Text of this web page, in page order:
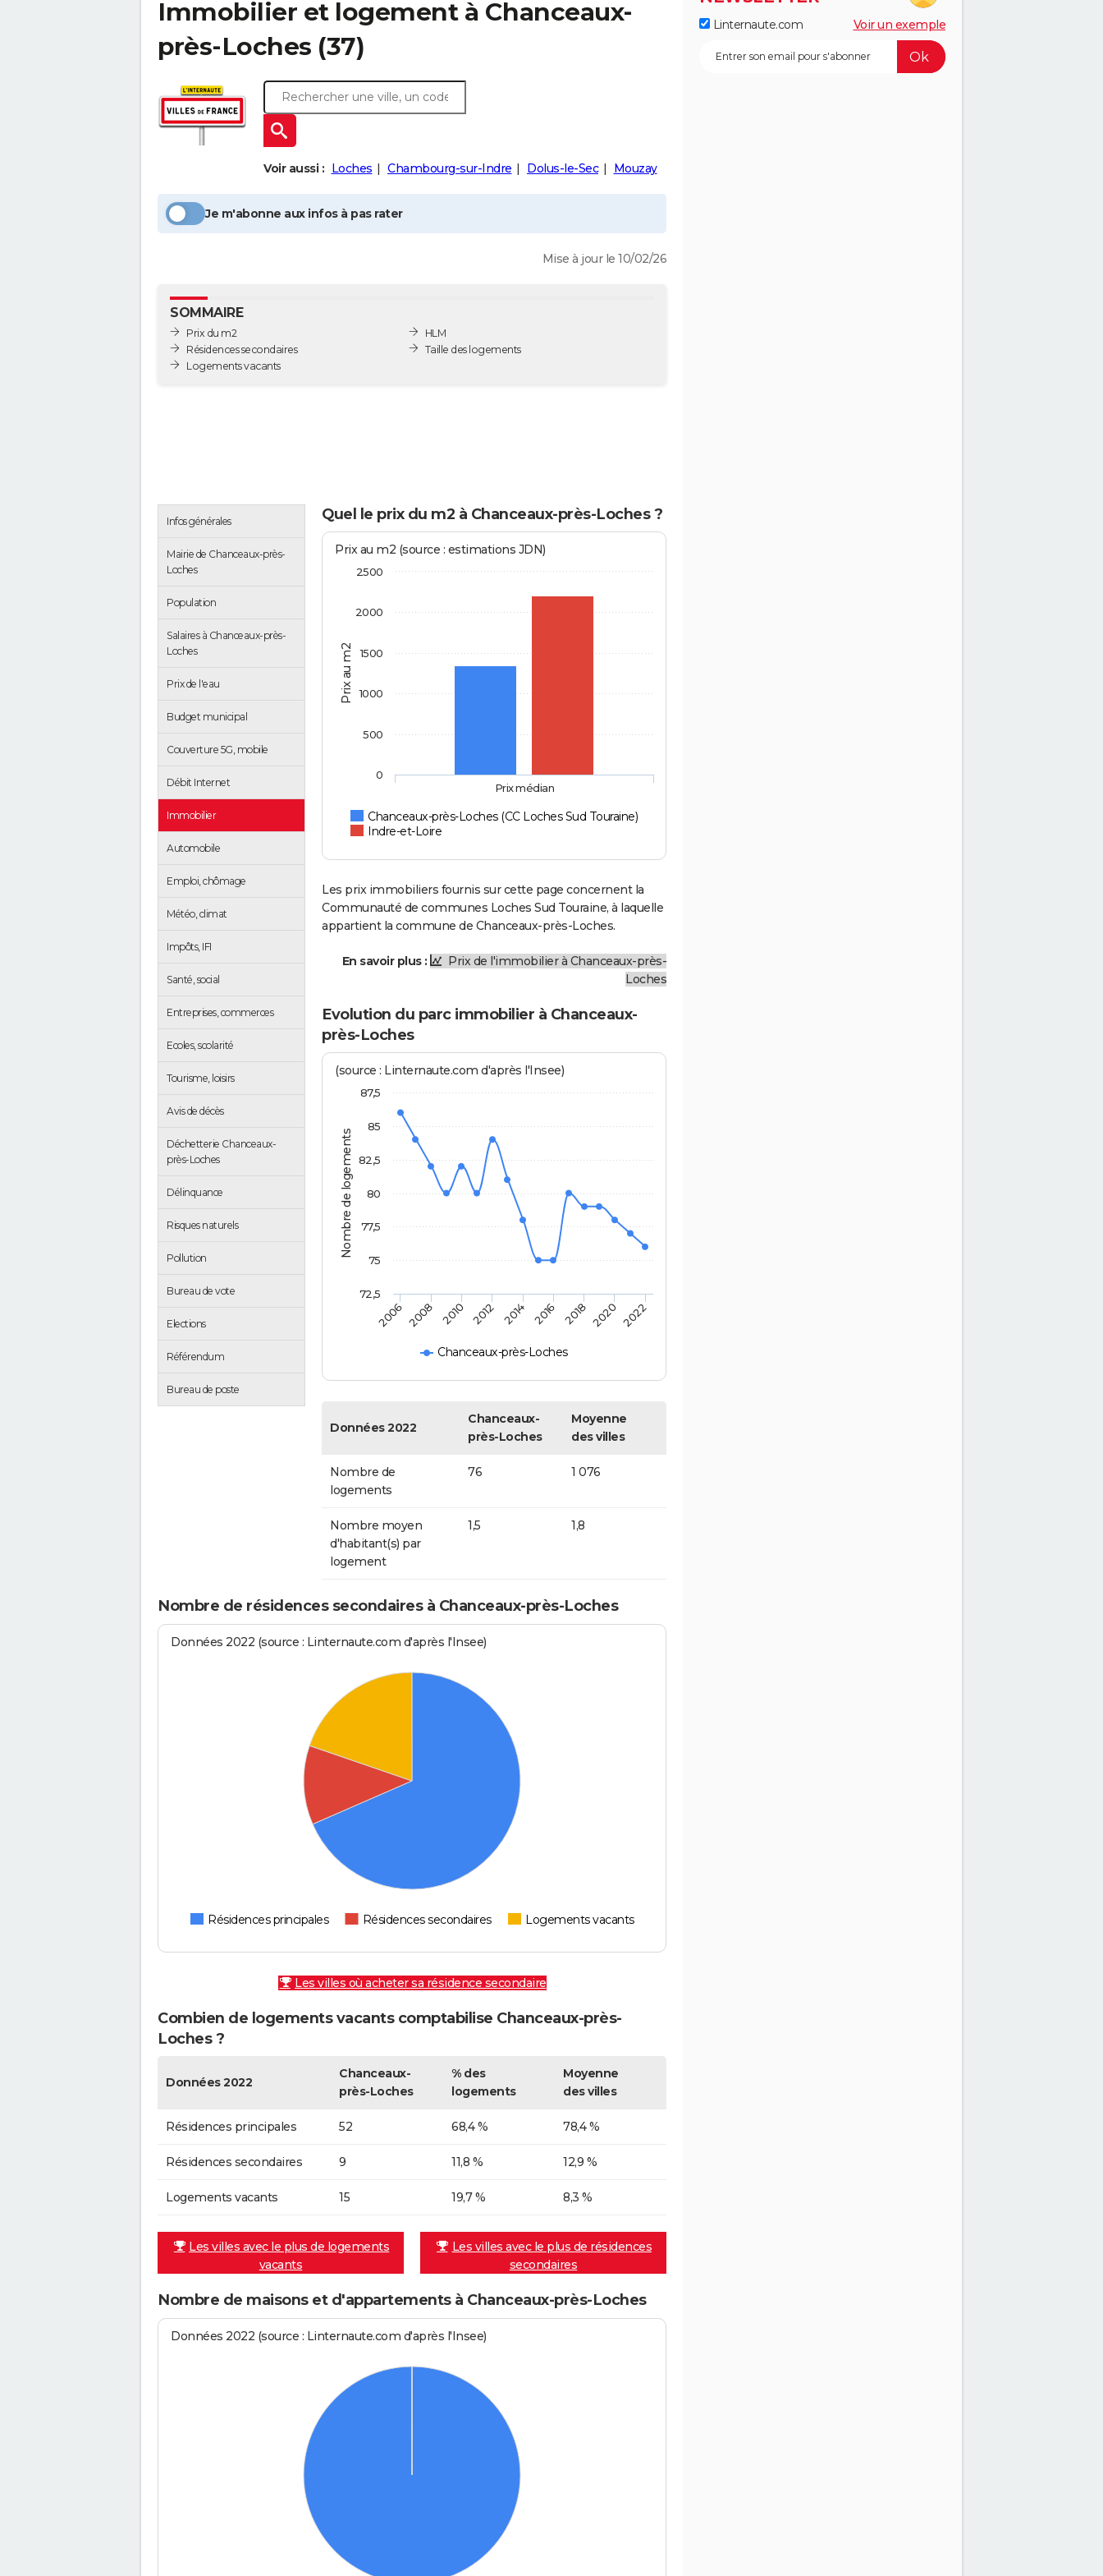
Immobilier et logement à Chanceaux-
près-Loches (37)
Voir aussi : Loches Chambourg-sur-Indre Dolus-le-Sec Mouzay
Je m'abonne aux infos à pas rater
Mise à jour le 10/02/26
SOMMAIRE
Prix du m2
Résidences secondaires
Logements vacants
HLM
Taille des logements
Infos générales
Mairie de Chanceaux-près-
Loches
Population
Salaires à Chanceaux-près-
Loches
Prix de l'eau
Budget municipal
Couverture 5G, mobile
Débit Internet
Immobilier
Automobile
Emploi, chômage
Météo, climat
Impôts, IFI
Santé, social
Entreprises, commerces
Ecoles, scolarité
Tourisme, loisirs
Avis de décès
Déchetterie Chanceaux-
près-Loches
Délinquance
Risques naturels
Pollution
Bureau de vote
Elections
Référendum
Bureau de poste
Quel le prix du m2 à Chanceaux-près-Loches ?
Prix au m2
Prix au m2 (source : estimations JDN)
Chanceaux-près-Loches (CC Loches Sud Touraine)
Indre-et-Loire
Prix médian
0
500
1000
1500
2000
2500
Les prix immobiliers fournis sur cette page concernent la
Communauté de communes Loches Sud Touraine, à laquelle
appartient la commune de Chanceaux-près-Loches.
En savoir plus :
Prix de l'immobilier à Chanceaux-près-
Loches
Evolution du parc immobilier à Chanceaux-
près-Loches
Nombre de logements
(source : Linternaute.com d'après l'Insee)
Chanceaux-près-Loches
2006 2008 2010 2012 2014 2016 2018 2020 2022
72,5
75
77,5
80
82,5
85
87,5
Données 2022
Chanceaux-
près-Loches
Moyenne
des villes
Nombre de
logements
76 1 076
Nombre moyen
d'habitant(s) par
logement
1,5 1,8
Nombre de résidences secondaires à Chanceaux-près-Loches
Données 2022 (source : Linternaute.com d'après l'Insee)
Résidences principales Résidences secondaires Logements vacants
Les villes où acheter sa résidence secondaire
Combien de logements vacants comptabilise Chanceaux-près-
Loches ?
Données 2022
Chanceaux-
près-Loches
% des
logements
Moyenne
des villes
Résidences principales 52 68,4 % 78,4 %
Résidences secondaires 9 11,8 % 12,9 %
Logements vacants 15 19,7 % 8,3 %
Les villes avec le plus de logements
vacants
Les villes avec le plus de résidences
secondaires
Nombre de maisons et d'appartements à Chanceaux-près-Loches
Données 2022 (source : Linternaute.com d'après l'Insee)
Linternaute.com Voir un exemple